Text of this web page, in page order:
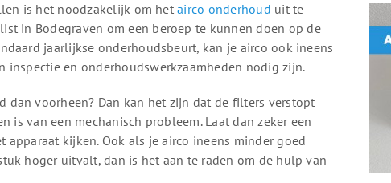
is het noodzakelijk om hetairco onderhoud uit te
in Bodegraven om een beroep te kunnen doen op de
jaarlijkse onderhoudsbeurt, kan je airco ook ineens
inspectie en onderhoudswerkzaamheden nodig zijn.
dan voorheen? Dan kan het zijn dat de filters verstopt
is van een mechanisch probleem. Laat dan zeker een
apparaat kijken. Ook als je airco ineens minder goed
hoger uitvalt, dan is het aan te raden om de hulp van